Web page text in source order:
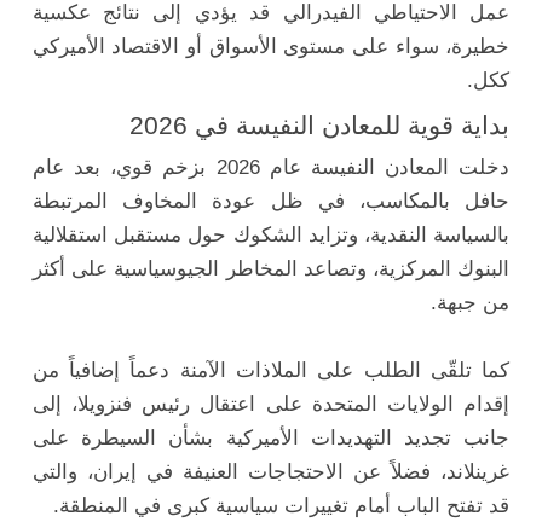
عمل الاحتياطي الفيدرالي قد يؤدي إلى نتائج عكسية
خطيرة، سواء على مستوى الأسواق أو الاقتصاد الأميركي
ككل.
بداية قوية للمعادن النفيسة في 2026
دخلت المعادن النفيسة عام 2026 بزخم قوي، بعد عام
حافل بالمكاسب، في ظل عودة المخاوف المرتبطة
بالسياسة النقدية، وتزايد الشكوك حول مستقبل استقلالية
البنوك المركزية، وتصاعد المخاطر الجيوسياسية على أكثر
من جبهة.
كما تلقّى الطلب على الملاذات الآمنة دعماً إضافياً من
إقدام الولايات المتحدة على اعتقال رئيس فنزويلا، إلى
جانب تجديد التهديدات الأميركية بشأن السيطرة على
غرينلاند، فضلاً عن الاحتجاجات العنيفة في إيران، والتي
قد تفتح الباب أمام تغييرات سياسية كبرى في المنطقة.